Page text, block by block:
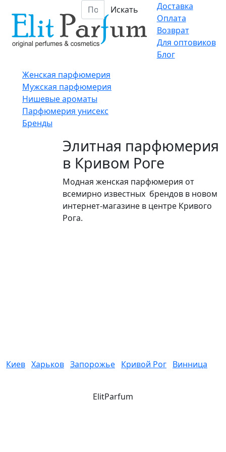
Искать
Доставка
Оплата
Возврат
Для оптовиков
Блог
Женская парфюмерия
Мужская парфюмерия
Нишевые ароматы
Парфюмерия унисекс
Бренды
Элитная парфюмерия
в Кривом Роге
Модная женская парфюмерия от
всемирно известных брендов в новом
интернет-магазине в центре Кривого
Рога.
Киев Харьков Запорожье Кривой Рог Винница
ElitParfum